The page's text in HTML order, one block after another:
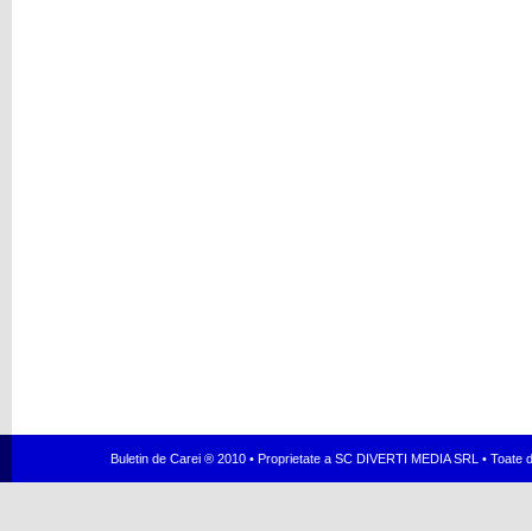
Buletin de Carei ® 2010 • Proprietate a SC DIVERTI MEDIA SRL •